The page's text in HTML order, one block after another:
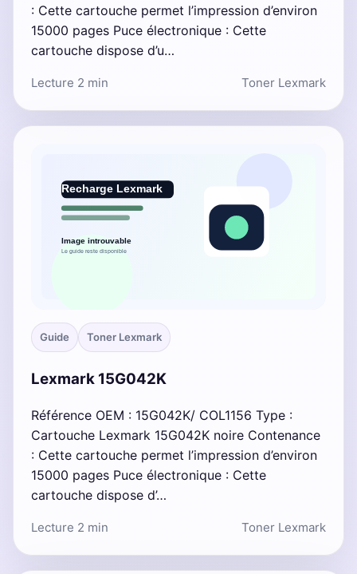
: Cette cartouche permet l’impression d’environ
15000 pages Puce électronique : Cette
cartouche dispose d’u…
Lecture 2 min Toner Lexmark
Guide Toner Lexmark
Lexmark 15G042K
Référence OEM : 15G042K/ COL1156 Type :
Cartouche Lexmark 15G042K noire Contenance
: Cette cartouche permet l’impression d’environ
15000 pages Puce électronique : Cette
cartouche dispose d’…
Lecture 2 min Toner Lexmark